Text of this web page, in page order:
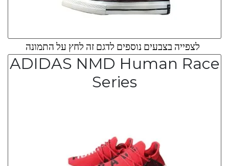
לצפייה בצבעים נוספים לדגם זה לחץ על התמונה
ADIDAS NMD Human Race
Series